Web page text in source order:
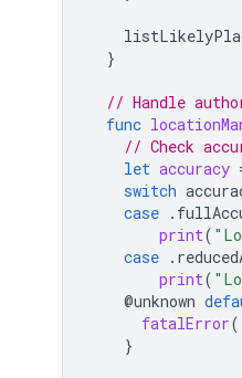
}
// Handle
func
// Check
let accuracy
switch
case .
print(
case .
print(
@unknown
fatalError
}